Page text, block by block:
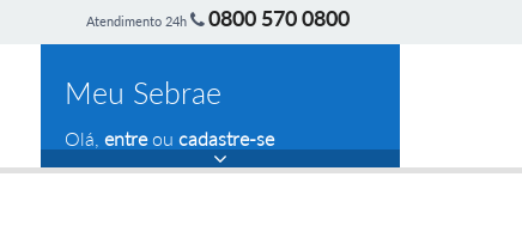
Atendimento 24h 0800 570 0800
Meu Sebrae
Olá, entreou cadastre-se